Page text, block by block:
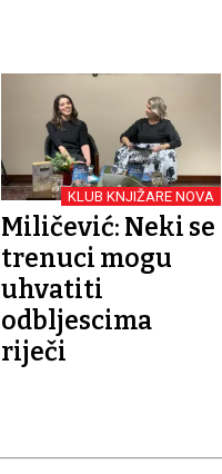
KLUB KNJIŽARE NOVA
Miličević: Neki se
trenuci mogu
uhvatiti
odbljescima
riječi